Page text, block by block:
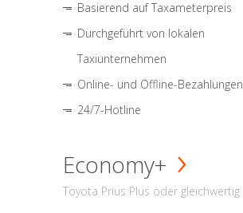
Basierend auf Taxameterpreis
Durchgeführt von lokalen
Taxiunternehmen
Online- und Offline-Bezahlungen
24/7-Hotline
Economy+
Toyota Prius Plus oder gleichwertig